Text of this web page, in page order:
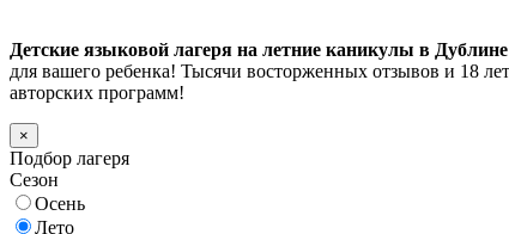
Детские языковой лагеря на летние каникулы в
для вашего ребенка! Тысячи восторженных отзывов и 18
авторских программ!
×
Подбор лагеря
Сезон
Осень
Лето